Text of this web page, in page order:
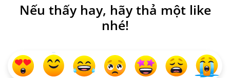
Nếu thấy hay, hãy thả một like
nhé!